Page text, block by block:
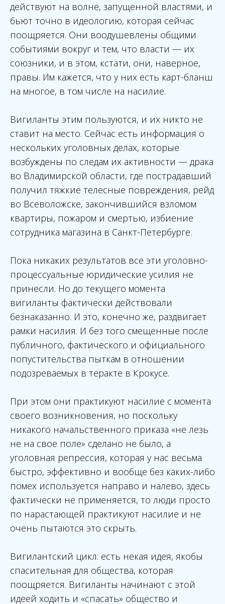
действуют на волне, запущенной властями, и
бьют точно в идеологию, которая сейчас
поощряется. Они воодушевлены общими
событиями вокруг и тем, что власти — их
союзники, и в этом, кстати, они, наверное,
правы. Им кажется, что у них есть карт-бланш
на многое, в том числе на насилие.
Вигиланты этим пользуются, и их никто не
ставит на место. Сейчас есть информация о
нескольких уголовных делах, которые
возбуждены по следам их активности — драка
во Владимирской области, где пострадавший
получил тяжкие телесные повреждения, рейд
во Всеволожске, закончившийся взломом
квартиры, пожаром и смертью, избиение
сотрудника магазина в Санкт-Петербурге.
Пока никаких результатов все эти уголовно-
процессуальные юридические усилия не
принесли. Но до текущего момента
вигиланты фактически действовали
безнаказанно. И это, конечно же, раздвигает
рамки насилия. И без того смещенные после
публичного, фактического и официального
попустительства пыткам в отношении
подозреваемых в теракте в Крокусе.
При этом они практикуют насилие с момента
своего возникновения, но поскольку
никакого начальственного приказа «не лезь
не на свое поле» сделано не было, а
уголовная репрессия, которая у нас весьма
быстро, эффективно и вообще без каких-либо
помех используется направо и налево, здесь
фактически не применяется, то люди просто
по нарастающей практикуют насилие и не
очень пытаются это скрыть.
Вигилантский цикл: есть некая идея, якобы
спасительная для общества, которая
поощряется. Вигиланты начинают с этой
идеей ходить и «спасать» общество и